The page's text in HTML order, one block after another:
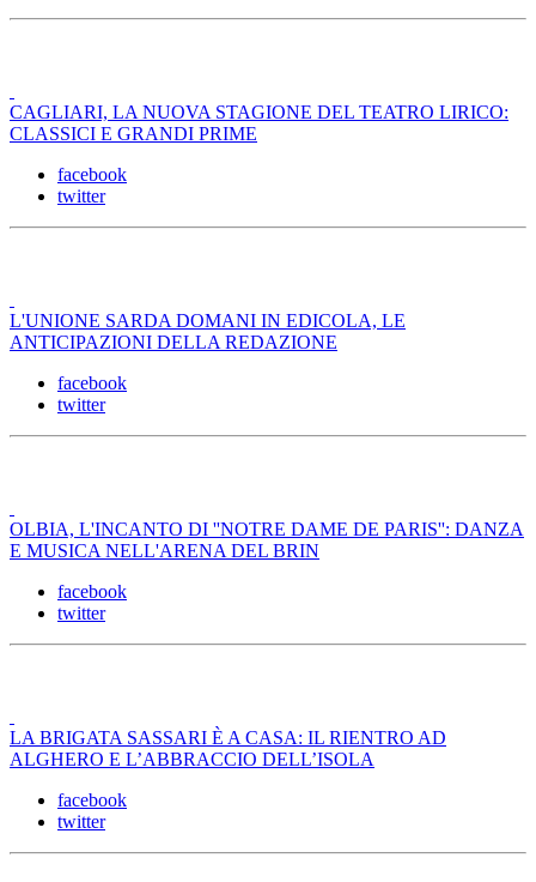
CAGLIARI, LA NUOVA STAGIONE DEL TEATRO LIRICO:
CLASSICI E GRANDI PRIME
facebook
twitter
L'UNIONE SARDA DOMANI IN EDICOLA, LE
ANTICIPAZIONI DELLA REDAZIONE
facebook
twitter
OLBIA, L'INCANTO DI ''NOTRE DAME DE PARIS'': DANZA
E MUSICA NELL'ARENA DEL BRIN
facebook
twitter
LA BRIGATA SASSARI È A CASA: IL RIENTRO AD
ALGHERO E L’ABBRACCIO DELL’ISOLA
facebook
twitter